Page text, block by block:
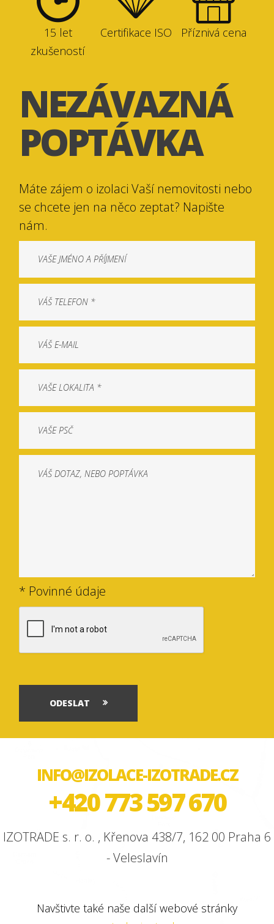
15 let
zkušeností
Certifikace ISO Příznivá cena
NEZÁVAZNÁ
POPTÁVKA
Máte zájem o izolaci Vaší nemovitosti nebo
se chcete jen na něco zeptat? Napište
nám.
* Povinné údaje
ODESLAT
INFO@IZOLACE-IZOTRADE.CZ
+420 773 597 670
IZOTRADE s. r. o. , Křenova 438/7, 162 00 Praha 6
- Veleslavín
Navštivte také naše další webové stránky